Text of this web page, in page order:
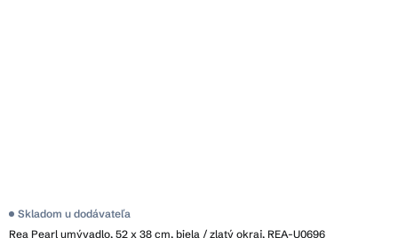
Rea Pearl umývadlo, 52 x 38 cm, biela / zlatý okraj, REA-U0696
Skladom u dodávateľa